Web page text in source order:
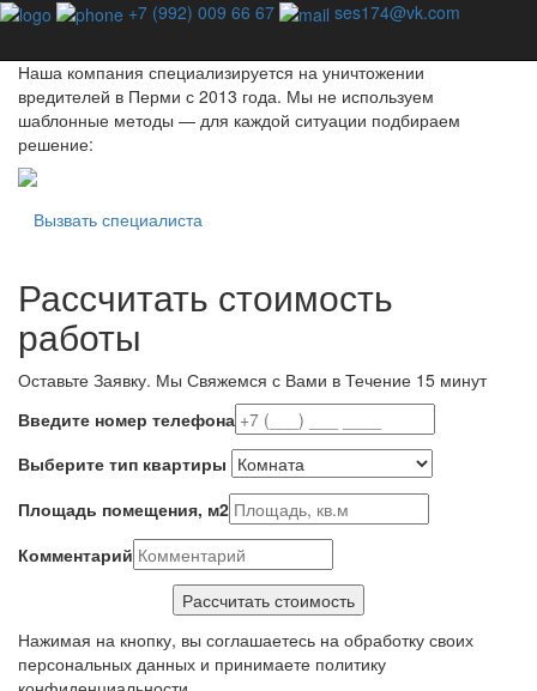
+7 (992) 009 66 67 ses174@vk.com
Профессиональная дезинсекция - единственный способ
Наша компания специализируется на уничтожении
вредителей в Перми с 2013 года. Мы не используем
шаблонные методы — для каждой ситуации подбираем
решение:
Вызвать специалиста
Рассчитать стоимость
работы
Оставьте Заявку. Мы Свяжемся с Вами в Течение 15 минут
Введите номер телефона
Выберите тип квартиры
Площадь помещения, м2
Комментарий
Нажимая на кнопку, вы соглашаетесь на обработку своих
персональных данных и принимаете политику